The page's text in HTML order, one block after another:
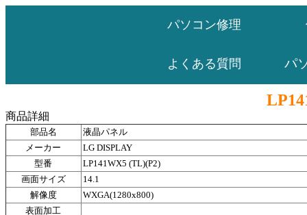
パソコン修理
よくある質問 パ
商品詳細
部品名
液晶パネル
メーカー
LG DISPLAY
型番
LP141WX5 (TL)(P2)
画面サイズ
14.1
解像度
WXGA(1280x800)
表面加工